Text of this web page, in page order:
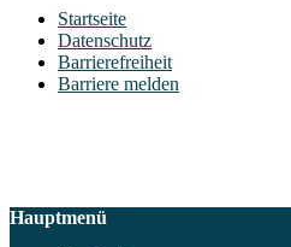
Startseite
Datenschutz
Barrierefreiheit
Barriere melden
Hauptmenü